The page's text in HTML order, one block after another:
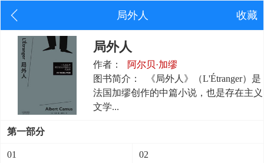
局外人 收藏
局外人
作者：
阿尔贝·加缪
图书简介：
《局外人》（L'Étranger）是
法国加缪创作的中篇小说，也是存在主义
文学...
第一部分
01 02